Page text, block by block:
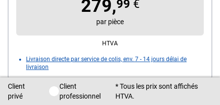
279,99 €
par pièce
HTVA
Livraison directe par service de colis, env. 7 - 14 jours délai de
livraison
Client
privé
Client privé / Client professionnel
Client
professionnel
* Tous les prix sont affichés
HTVA.